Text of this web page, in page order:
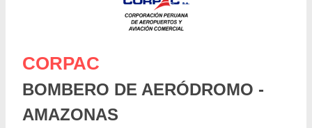
CORPAC
BOMBERO DE AERÓDROMO -
AMAZONAS